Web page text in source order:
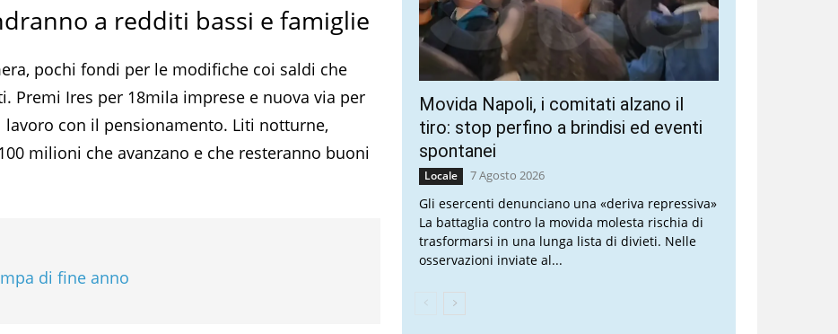
a redditi bassi e famiglie
pochi fondi per le modifiche coi saldi che
Premi Ires per 18mila imprese e nuova via per
lavoro con il pensionamento. Liti notturne,
milioni che avanzano e che resteranno buoni
di fine anno
Movida Napoli, i comitati alzano il
tiro: stop perfino a brindisi ed eventi
spontanei
Locale 7 Agosto 2026
Gli esercenti denunciano una «deriva repressiva»
La battaglia contro la movida molesta rischia di
trasformarsi in una lunga lista di divieti. Nelle
osservazioni inviate al...